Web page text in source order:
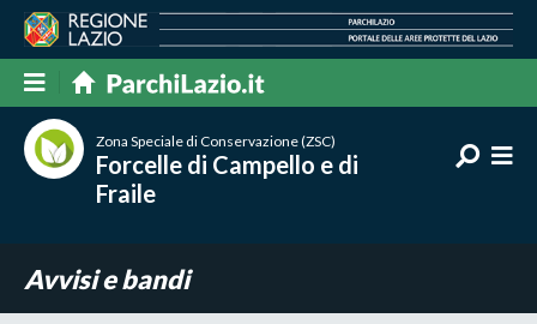
Zona Speciale di Conservazione (ZSC)
Forcelle di Campello e di
Fraile
Avvisi e bandi